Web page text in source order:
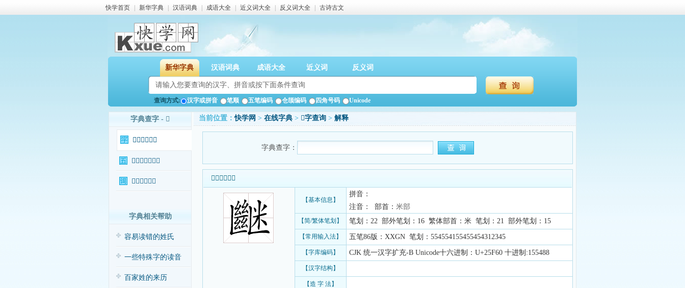
快学首页 新华字典 汉语词典 成语大全 近义词大全 反义词大全 古诗古文
新华字典 汉语词典 成语大全 近义词 反义词
查询方式: 汉字或拼音 笔顺 五笔编码 仓颉编码 四角号码 Unicode
字典查字 - 𥽠
𥽠字基本信息
𥽠字输入法查询
𥽠字相关词语
字典相关帮助
容易读错的姓氏
一些特殊字的读音
百家姓的来历
当前位置：快学网 > 在线字典 > 𥽠字查询 > 解释
字典查字：
𥽠字基本信息
【基本信息】
拼音：
注音： 部首： 米部
【简/繁体笔划】 笔划：22 部外笔划：16 繁体部首：米 笔划：21 部外笔划：15
【常用输入法】 五笔86版：XXGN 笔划：554554155455454312345
【字库编码】 CJK 统一汉字扩充-B Unicode十六进制：U+25F60 十进制:155488
【汉字结构】
【造 字 法】